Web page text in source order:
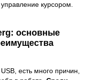
курсором.
основные
есть много причин,